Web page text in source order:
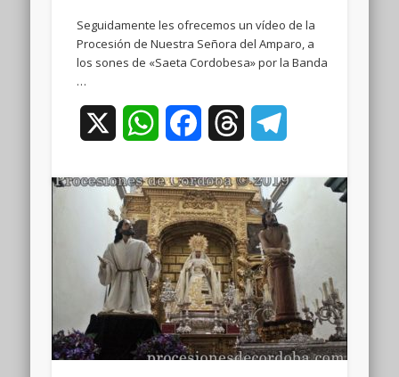
Seguidamente les ofrecemos un vídeo de la
Procesión de Nuestra Señora del Amparo, a
los sones de «Saeta Cordobesa» por la Banda
…
WhatsAppFacebookThreads